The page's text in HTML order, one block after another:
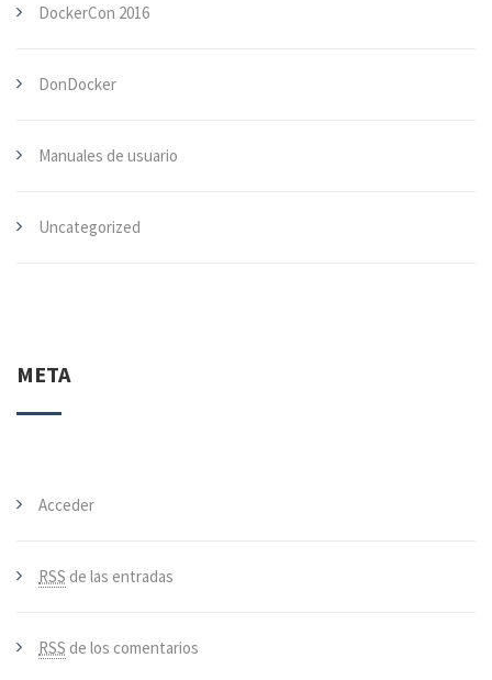
DockerCon 2016
DonDocker
Manuales de usuario
Uncategorized
META
Acceder
RSS de las entradas
RSS de los comentarios